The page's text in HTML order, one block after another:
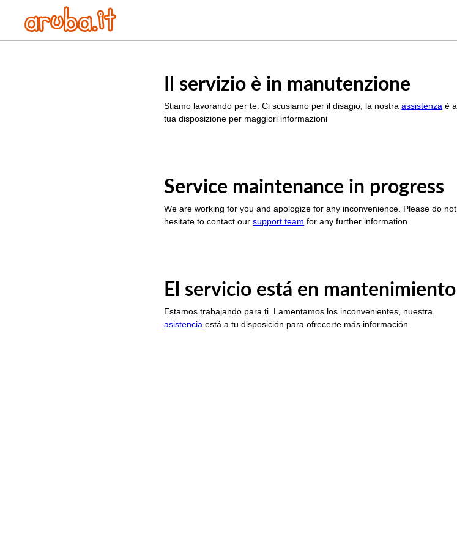
Il servizio è in manutenzione
Stiamo lavorando per te. Ci scusiamo per il disagio, la nostraassistenza è a
tua disposizione per maggiori informazioni
Service maintenance in progress
We are working for you and apologize for any inconvenience. Please do not
hesitate to contact oursupport team for any further information
El servicio está en mantenimiento
Estamos trabajando para ti. Lamentamos los inconvenientes, nuestra
asistencia está a tu disposición para ofrecerte más información